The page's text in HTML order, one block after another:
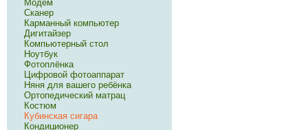
Модем
Сканер
Карманный компьютер
Дигитайзер
Компьютерный стол
Ноутбук
Фотоплёнка
Цифровой фотоаппарат
Няня для вашего ребёнка
Ортопедический матрац
Костюм
Кубинская сигара
Кондиционер